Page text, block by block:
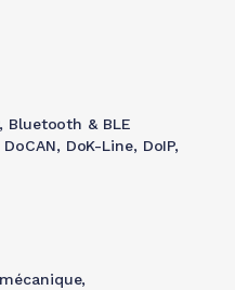
Bluetooth & BLE
DoK-Line, DoIP,